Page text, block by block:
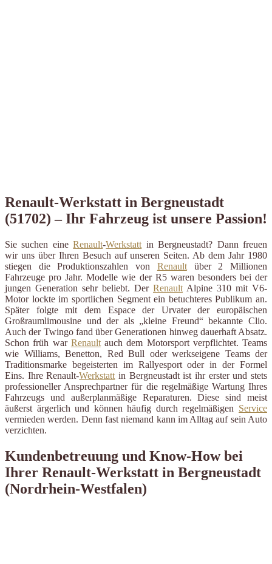
Renault-Werkstatt in Bergneustadt
(51702) – Ihr Fahrzeug ist unsere Passion!
Sie suchen eineRenault-Werkstatt in Bergneustadt? Dann freuen
wir uns über Ihren Besuch auf unseren Seiten. Ab dem Jahr 1980
stiegen die Produktionszahlen von Renaultüber 2 Millionen
Fahrzeuge pro Jahr. Modelle wie der R5 waren besonders bei der
jungen Generation sehr beliebt. Der Renault Alpine 310 mit V6-
Motor lockte im sportlichen Segment ein betuchteres Publikum an.
Später folgte mit dem Espace der Urvater der europäischen
Großraumlimousine und der als „kleine Freund“ bekannte Clio.
Auch der Twingo fand über Generationen hinweg dauerhaft Absatz.
Schon früh war Renaultauch dem Motorsport verpflichtet. Teams
wie Williams, Benetton, Red Bull oder werkseigene Teams der
Traditionsmarke begeisterten im Rallyesport oder in der Formel
Eins. Ihre Renault-Werkstatt in Bergneustadt ist ihr erster und stets
professioneller Ansprechpartner für die regelmäßige Wartung Ihres
Fahrzeugs und außerplanmäßige Reparaturen. Diese sind meist
äußerst ärgerlich und können häufig durch regelmäßigen Service
vermieden werden. Denn fast niemand kann im Alltag auf sein Auto
verzichten.
Kundenbetreuung und Know-How bei
Ihrer Renault-Werkstatt in Bergneustadt
(Nordrhein-Westfalen)